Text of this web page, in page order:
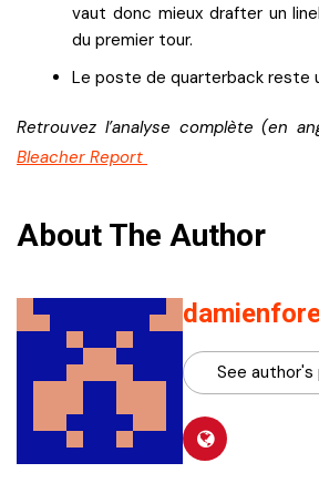
vaut donc mieux drafter un
du premier tour.
Le poste de quarterback reste
Retrouvez l’analyse complète (en
Bleacher Report
About The Author
See